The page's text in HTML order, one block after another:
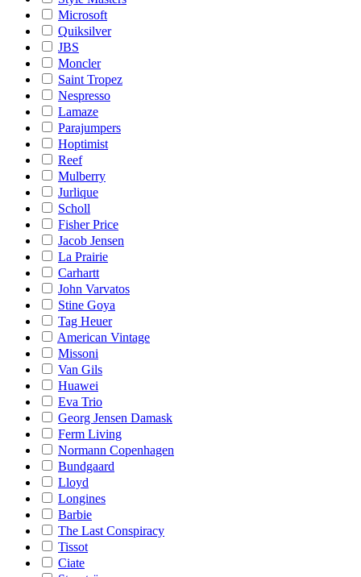
Microsoft
Quiksilver
JBS
Moncler
Saint Tropez
Nespresso
Lamaze
Parajumpers
Hoptimist
Reef
Mulberry
Jurlique
Scholl
Fisher Price
Jacob Jensen
La Prairie
Carhartt
John Varvatos
Stine Goya
Tag Heuer
American Vintage
Missoni
Van Gils
Huawei
Eva Trio
Georg Jensen Damask
Ferm Living
Normann Copenhagen
Bundgaard
Lloyd
Longines
Barbie
The Last Conspiracy
Tissot
Ciate